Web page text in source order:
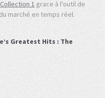
1 grace à l'outil de
marché en temps réel.
Greatest Hits : The